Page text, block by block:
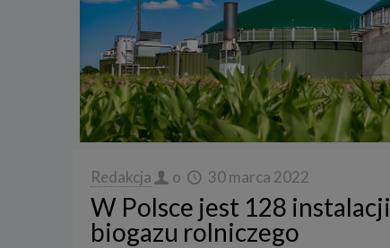
Redakcja o 30 marca 2022
W Polsce jest 128 instalacji
biogazu rolniczego